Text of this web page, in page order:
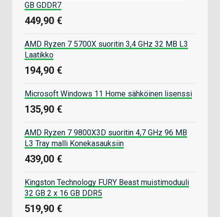
GB GDDR7
449,90 €
AMD Ryzen 7 5700X suoritin 3,4 GHz 32 MB L3
Laatikko
194,90 €
Microsoft Windows 11 Home sähköinen lisenssi
135,90 €
AMD Ryzen 7 9800X3D suoritin 4,7 GHz 96 MB
L3 Tray malli Konekasauksiin
439,00 €
Kingston Technology FURY Beast muistimoduuli
32 GB 2 x 16 GB DDR5
519,90 €